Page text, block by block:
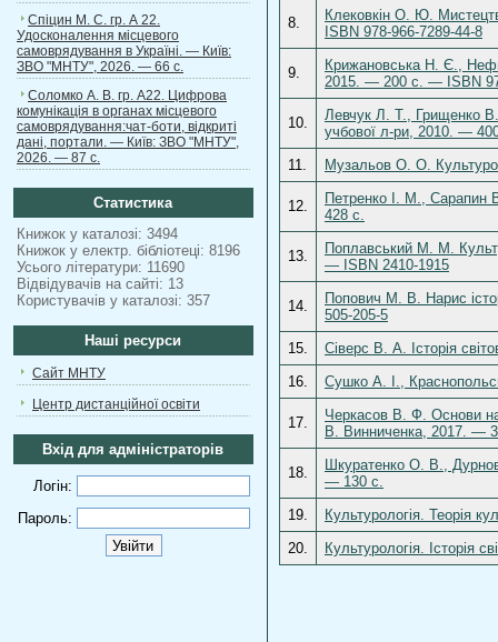
Спіцин М. С. гр. А 22.
Удосконалення місцевого
самоврядування в Україні. — Київ:
ЗВО "МНТУ", 2026. — 66 с.
Соломко А. В. гр. А22. Цифрова
комунікація в органах місцевого
самоврядування:чат-боти, відкриті
дані, портали. — Київ: ЗВО "МНТУ",
2026. — 87 с.
Статистика
Книжок у каталозі: 3494
Книжок у електр. бібліотеці: 8196
Усього літератури: 11690
Відвідувачів на сайті: 13
Користувачів у каталозі: 357
Наші ресурси
Сайт МНТУ
Центр дистанційної освіти
Вхід для адміністраторів
Логін:
Пароль:
8.
Клековкін О. Ю.
ISBN 978-966-7289-44-8
9.
Крижановська Н. Є.,
2015. — 200 с. — ISBN
10.
Левчук Л. Т., Грищенко
учбової л-ри, 2010. —
11.
Музальов О. О.
12.
Петренко І. М., Сарапин
428 с.
13.
Поплавський М. М.
— ISBN 2410-1915
14.
Попович М. В. Нарис
505-205-5
15.
Сіверс В. А. Історія
16.
Сушко А. І.,
17.
Черкасов В. Ф. Основи
В. Винниченка, 2017. —
18.
Шкуратенко О. В.,
— 130 с.
19.
Культурологія. Теорія
20.
Культурологія. Історія